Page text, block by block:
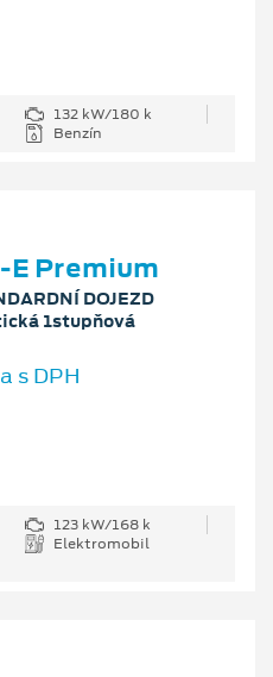
132 kW/180 k
Benzín
E Premium
DOJEZD
1stupňová
s DPH
123 kW/168 k
Elektromobil